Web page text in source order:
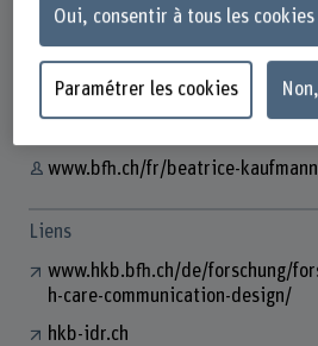
+41 31 848 59 34
Afficher l'e-mail
www.bfh.ch/fr/beatrice-kaufmann
Liens
www.hkb.bfh.ch/de/forschung/
h-care-communication-design/
hkb-idr.ch
Oui, consentir à tous les cookies
Paramétrer les cookies